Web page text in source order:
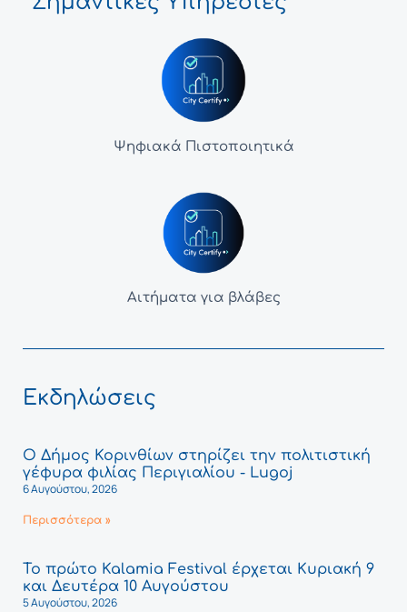
Ψηφιακά Πιστοποιητικά
Αιτήματα για βλάβες
Εκδηλώσεις
Ο Δήμος Κορινθίων στηρίζει την πολιτιστική
γέφυρα φιλίας Περιγιαλίου - Lugoj
6 Αυγούστου, 2026
Περισσότερα »
Το πρώτο Kalamia Festival έρχεται Κυριακή 9
και Δευτέρα 10 Αυγούστου
5 Αυγούστου, 2026